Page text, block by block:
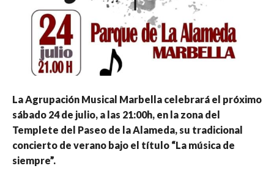
La Agrupación Musical Marbella celebrará el próximo
sábado 24 de julio, a las 21:00h, en la zona del
Templete del Paseo de la Alameda, su tradicional
concierto de verano bajo el título “La música de
siempre”.